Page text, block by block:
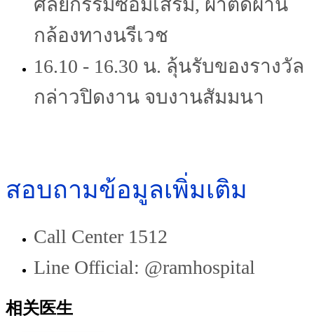
ศัลยกรรมซ่อมเสริม, ผ่าตัดผ่าน
กล้องทางนรีเวช
16.10 - 16.30 น. ลุ้นรับของรางวัล
กล่าวปิดงาน จบงานสัมมนา
สอบถามข้อมูลเพิ่มเติม
Call Center 1512
Line Official: @ramhospital
相关医生